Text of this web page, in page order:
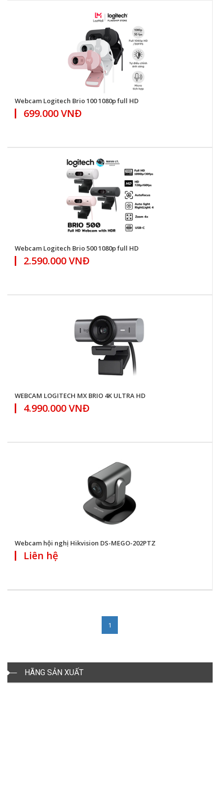
Webcam Logitech Brio 100 1080p full HD
699.000 VNĐ
Webcam Logitech Brio 500 1080p full HD
2.590.000 VNĐ
WEBCAM LOGITECH MX BRIO 4K ULTRA HD
4.990.000 VNĐ
Webcam hội nghị Hikvision DS-MEGO-202PTZ
Liên hệ
1
HÃNG SẢN XUẤT